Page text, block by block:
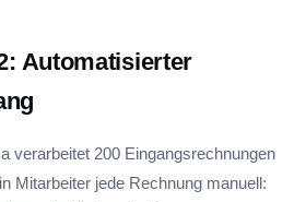
Automatisierter
verarbeitet 200 Eingangsrechnungen
Mitarbeiter jede Rechnung manuell: